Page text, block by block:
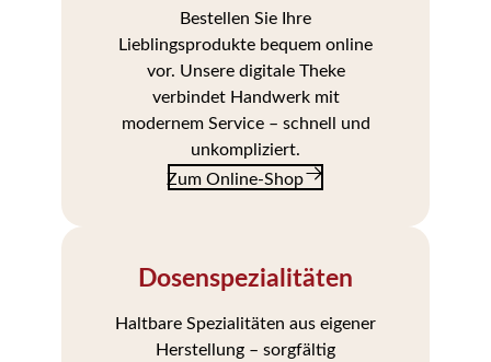
Bestellen Sie Ihre
Lieblingsprodukte bequem online
vor. Unsere digitale Theke
verbindet Handwerk mit
modernem Service – schnell und
unkompliziert.
Zum Online-Shop
Dosenspezialitäten
Haltbare Spezialitäten aus eigener
Herstellung – sorgfältig